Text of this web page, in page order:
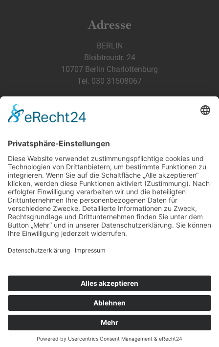
Adresse
BERLIN
Bleibtreustr. 24
10707 Berlin Charlottenburg
Tel. 030 31508067
Nördliche Hauptstraße 20
Tel. 08022 6630055
news@schuhkonzept.de
Öffnungszeiten
BERLIN
Charlottenburg
Montag - Samstag 10 - 18 Uhr
TEGERNSEERottach-Egern
Donnerstag - Freitag 11 - 18 Uhr
Samstag 11 - 16 Uhr
Wie können wir dir helfen?